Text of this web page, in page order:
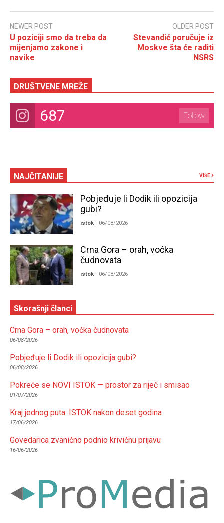
NEWER POST
U poziciji smo da treba da
mijenjamo zakone i
navike
OLDER POST
Stevandić poručuje iz
Moskve šta će raditi
NSRS
DRUŠTVENE MREŽE
687 Follow
NAJČITANIJE VIŠE
Pobjeđuje li Dodik ili opozicija
gubi?
istok - 06/08/2026
Crna Gora – orah, voćka
čudnovata
istok - 06/08/2026
Skorašnji članci
Crna Gora – orah, voćka čudnovata
06/08/2026
Pobjeđuje li Dodik ili opozicija gubi?
06/08/2026
Pokreće se NOVI ISTOK — prostor za riječ i smisao
01/07/2026
Kraj jednog puta: ISTOK nakon deset godina
17/06/2026
Govedarica zvanično podnio krivičnu prijavu
16/06/2026